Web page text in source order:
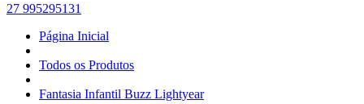
27 995295131
Página Inicial
Todos os Produtos
Fantasia Infantil Buzz Lightyear